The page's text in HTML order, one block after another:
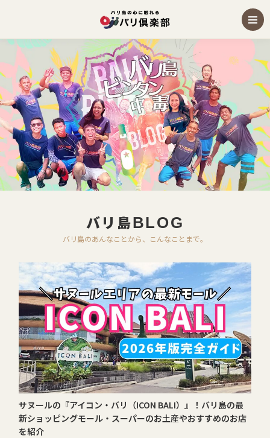
バリ島BLOG
バリ島のあんなことから、こんなことまで。
サヌールの『アイコン・バリ（ICON BALI）』！バリ島の最
新ショッピングモール・スーパーのお土産やおすすめのお店
を紹介